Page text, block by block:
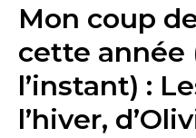
Mon coup
cette année
l’instant) :
l’hiver,